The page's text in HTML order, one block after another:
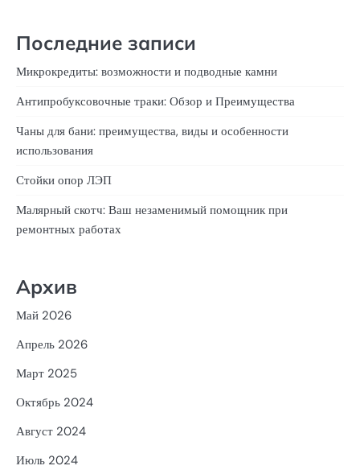
Последние записи
Микрокредиты: возможности и подводные камни
Антипробуксовочные траки: Обзор и Преимущества
Чаны для бани: преимущества, виды и особенности
использования
Стойки опор ЛЭП
Малярный скотч: Ваш незаменимый помощник при
ремонтных работах
Архив
Май 2026
Апрель 2026
Март 2025
Октябрь 2024
Август 2024
Июль 2024